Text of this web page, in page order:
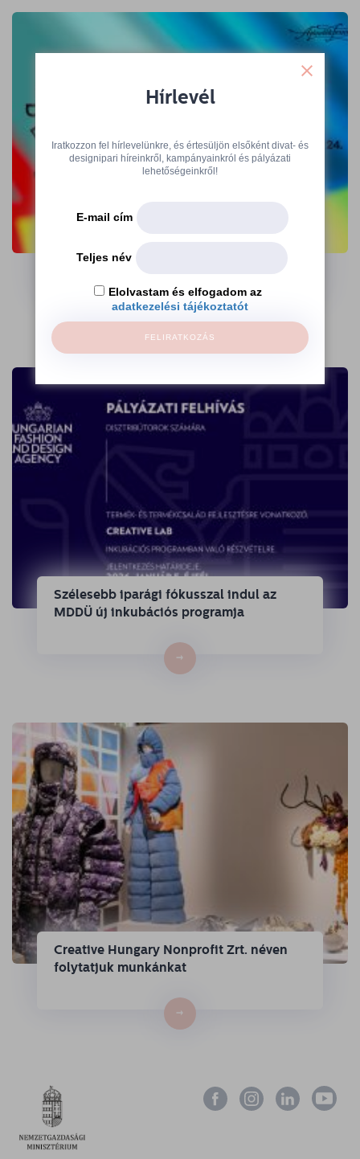
az Ajándék Terminálon
→
Szélesebb iparági fókusszal indul az
MDDÜ új inkubációs programja
→
Creative Hungary Nonprofit Zrt. néven
folytatjuk munkánkat
→
Hírlevél
Iratkozzon fel hírlevelünkre, és értesüljön elsőként divat- és
designipari híreinkről, kampányainkról és pályázati
lehetőségeinkről!
E-mail cím
Teljes név
Elolvastam és elfogadom az
adatkezelési tájékoztatót
FELIRATKOZÁS